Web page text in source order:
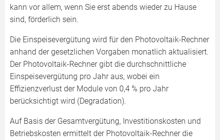
kann vor allem, wenn Sie erst abends wieder zu Hause
sind, förderlich sein.
Die Einspeisevergütung wird für den Photovoltaik-Rechner
anhand der gesetzlichen Vorgaben monatlich aktualisiert.
Der Photovoltaik-Rechner gibt die durchschnittliche
Einspeisevergütung pro Jahr aus, wobei ein
Effizienzverlust der Module von 0,4 % pro Jahr
berücksichtigt wird (Degradation).
Auf Basis der Gesamtvergütung, Investitionskosten und
Betriebskosten ermittelt der Photovoltaik-Rechner die